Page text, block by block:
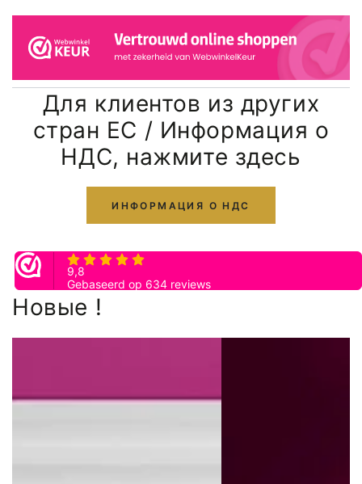
Для клиентов из других
стран ЕС / Информация о
НДС, нажмите здесь
ИНФОРМАЦИЯ О НДС
Новые !